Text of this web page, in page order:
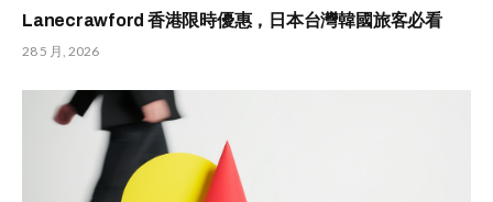
Lanecrawford 香港限時優惠，日本台灣韓國旅客必看
28 5 月, 2026